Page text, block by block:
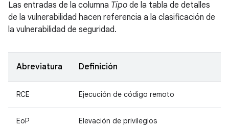
Las entradas de la columna Tipo de la tabla de detalles
de la vulnerabilidad hacen referencia a la clasificación de
la vulnerabilidad de seguridad.
Abreviatura Definición
RCE Ejecución de código remoto
EoP Elevación de privilegios